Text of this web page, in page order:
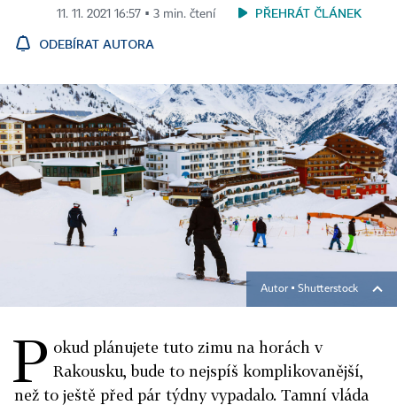
11. 11. 2021 16:57 ▪ 3 min. čtení
PŘEHRÁT ČLÁNEK
ODEBÍRAT AUTORA
Autor ▪ Shutterstock
P okud plánujete tuto zimu na horách v
Rakousku, bude to nejspíš komplikovanější,
než to ještě před pár týdny vypadalo. Tamní vláda